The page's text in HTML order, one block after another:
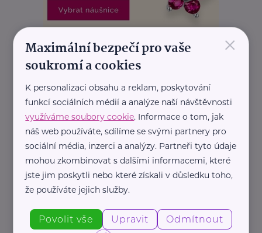
×
Maximální bezpečí pro vaše
soukromí a cookies
K personalizaci obsahu a reklam, poskytování
funkcí sociálních médií a analýze naší návštěvnosti
využíváme soubory cookie. Informace o tom, jak
náš web používáte, sdílíme se svými partnery pro
sociální média, inzerci a analýzy. Partneři tyto údaje
mohou zkombinovat s dalšími informacemi, které
jste jim poskytli nebo které získali v důsledku toho,
že používáte jejich služby.
Povolit vše Upravit Odmítnout